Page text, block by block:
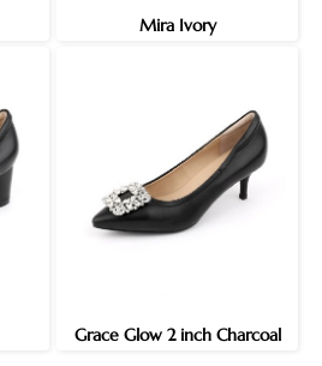
Mira Ivory
Grace Glow 2 inch Charcoal